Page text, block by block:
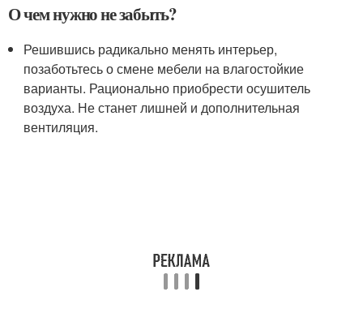
О чем нужно не забыть?
Решившись радикально менять интерьер,
позаботьтесь о смене мебели на влагостойкие
варианты. Рационально приобрести осушитель
воздуха. Не станет лишней и дополнительная
вентиляция.